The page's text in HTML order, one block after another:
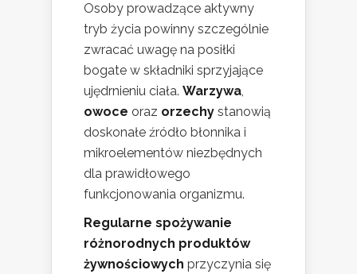
Osoby prowadzące aktywny
tryb życia powinny szczególnie
zwracać uwagę na posiłki
bogate w składniki sprzyjające
ujędrnieniu ciała. Warzywa,
owoce oraz orzechy stanowią
doskonałe źródło błonnika i
mikroelementów niezbędnych
dla prawidłowego
funkcjonowania organizmu.
Regularne spożywanie
różnorodnych produktów
żywnościowych przyczynia się